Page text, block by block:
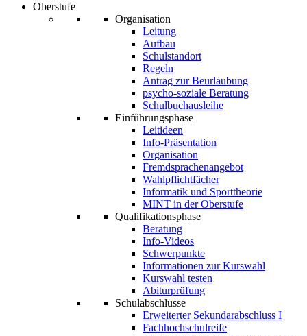
Oberstufe
Organisation
Leitung
Aufbau
Schulstandort
Regeln
Antrag zur Beurlaubung
psycho-soziale Beratung
Schulbuchausleihe
Einführungsphase
Leitideen
Info-Präsentation
Organisation
Fremdsprachenangebot
Wahlpflichtfächer
Informatik und Sporttheorie
MINT in der Oberstufe
Qualifikationsphase
Beratung
Info-Videos
Schwerpunkte
Informationen zur Kurswahl
Kurswahl testen
Abiturprüfung
Schulabschlüsse
Erweiterter Sekundarabschluss I
Fachhochschulreife